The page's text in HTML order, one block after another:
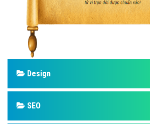
Design
SEO